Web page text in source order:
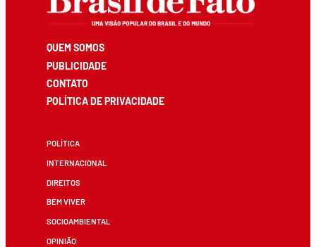
QUEM SOMOS
PUBLICIDADE
CONTATO
POLÍTICA DE PRIVACIDADE
POLÍTICA
INTERNACIONAL
DIREITOS
BEM VIVER
SOCIOAMBIENTAL
OPINIÃO